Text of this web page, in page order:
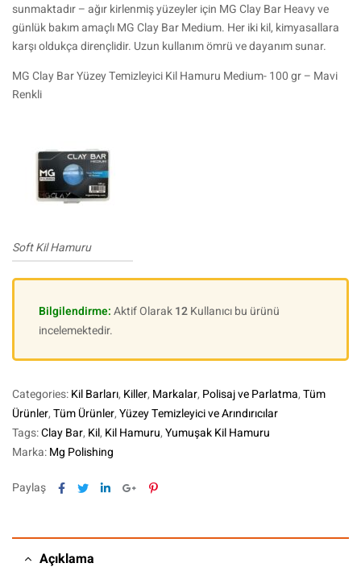
sunmaktadır – ağır kirlenmiş yüzeyler için MG Clay Bar Heavy ve
günlük bakım amaçlı MG Clay Bar Medium. Her iki kil, kimyasallara
karşı oldukça dirençlidir. Uzun kullanım ömrü ve dayanım sunar.
MG Clay Bar Yüzey Temizleyici Kil Hamuru Medium- 100 gr – Mavi
Renkli
Soft Kil Hamuru
Bilgilendirme:Aktif Olarak12Kullanıcı bu ürünü
incelemektedir.
Categories:Kil Barları, Killer, Markalar, Polisaj ve Parlatma,Tüm
Ürünler,Tüm Ürünler,Yüzey Temizleyici ve Arındırıcılar
Tags:Clay Bar, Kil, Kil Hamuru,Yumuşak Kil Hamuru
Marka:Mg Polishing
Paylaş Facebook
TwitterLinkedinGoogle+Pinterest
Açıklama